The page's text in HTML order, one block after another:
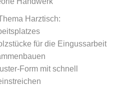
Harztisch:
für die Eingussarbeit
Form mit schnell